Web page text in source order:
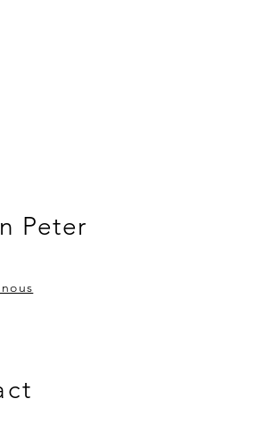
Peter